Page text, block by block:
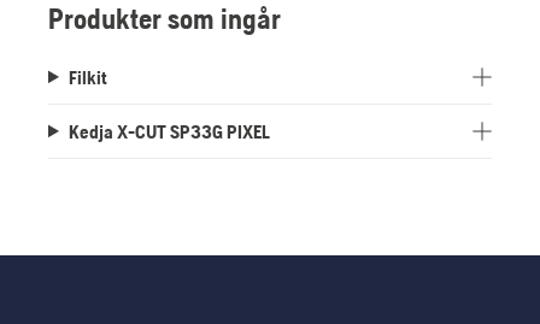
Produkter som ingår
Filkit
Kedja X-CUT SP33G PIXEL